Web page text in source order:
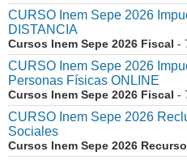
CURSO Inem Sepe 2026
DISTANCIA
Cursos Inem Sepe 2026 Fiscal -
CURSO Inem Sepe 2026
Personas Físicas ONLINE
Cursos Inem Sepe 2026 Fiscal -
CURSO Inem Sepe 2026
Sociales
Cursos Inem Sepe 2026